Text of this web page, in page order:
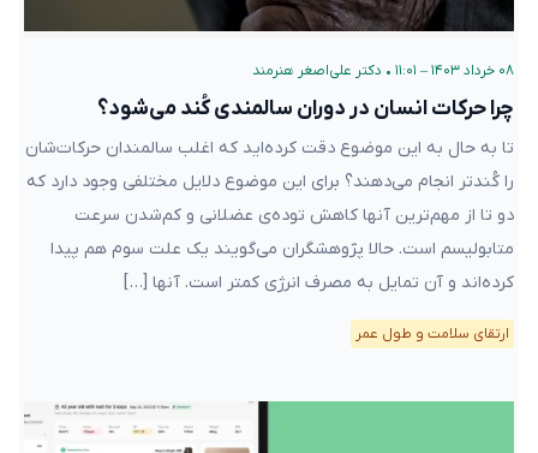
۰۸ خرداد ۱۴۰۳ – ۱۱:۰۱ • دکتر علی‌اصغر هنرمند
چرا حرکات انسان در دوران سالمندی کُند می‌شود؟
تا به حال به این موضوع دقت کرده‌اید که اغلب سالمندان حرکات‌شان
را کُندتر انجام می‌دهند؟ برای این موضوع دلایل مختلفی وجود دارد که
دو تا از مهم‌ترین آنها کاهش توده‌ی عضلانی و کم‌شدن سرعت
متابولیسم است. حالا پژوهشگران می‌گویند یک علت سوم هم پیدا
کرده‌اند و آن تمایل به مصرف انرژی کمتر است. آنها […]
ارتقای سلامت و طول عمر